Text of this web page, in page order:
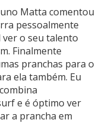
Matta comentou
pessoalmente
ver o seu talento
Finalmente
pranchas para o
ela também. Eu
e é óptimo ver
a prancha em